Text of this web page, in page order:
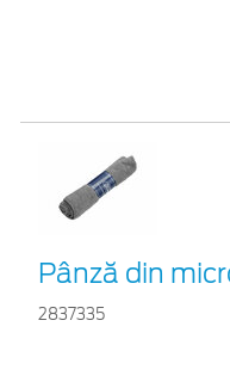
Pânză din
2837335